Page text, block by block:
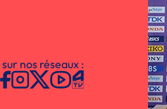
nos réseaux :